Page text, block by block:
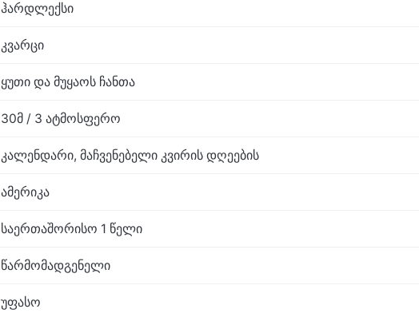
ჰარდლექსი
კვარცი
ყუთი და მუყაოს ჩანთა
30მ / 3 ატმოსფერო
კალენდარი, მაჩვენებელი კვირის დღეების
ამერიკა
საერთაშორისო 1 წელი
წარმომადგენელი
უფასო